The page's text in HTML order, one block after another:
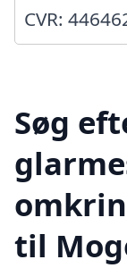
CVR:
Søg
til